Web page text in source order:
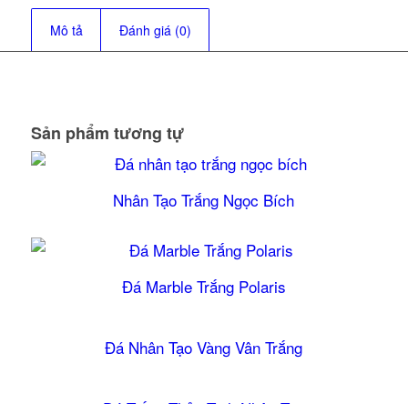
Mô tả Đánh giá (0)
Sản phẩm tương tự
Nhân Tạo Trắng Ngọc Bích
Đá Marble Trắng Polaris
Đá Nhân Tạo Vàng Vân Trắng